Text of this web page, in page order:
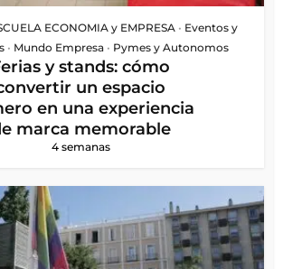
ECONOMIA y EMPRESA • Eventos y
• Mundo Empresa • Pymes y Autonomos
y stands: cómo
un espacio
en una experiencia
marca memorable
4 semanas